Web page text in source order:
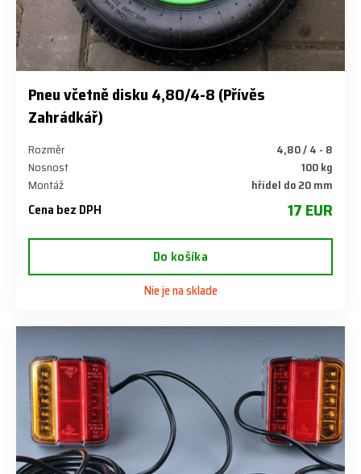
Pneu včetně disku 4,80/4-8 (Přívěs
Zahrádkář)
Rozměr
4,80 / 4 - 8
Nosnost
100 kg
Montáž
hřídel do 20 mm
Cena bez DPH 17 EUR
Do košíka
Nie je na sklade